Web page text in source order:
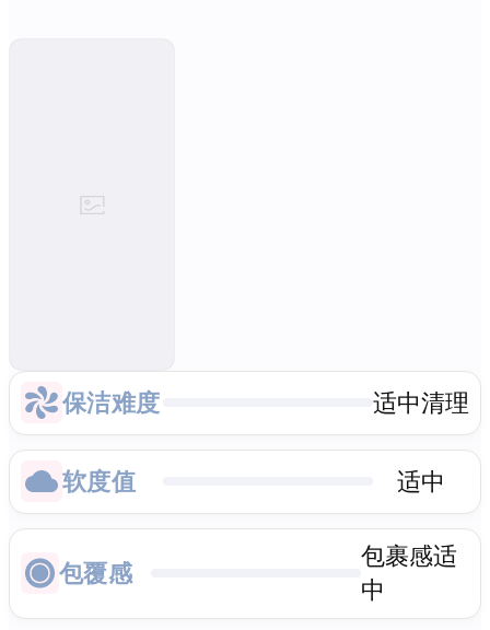
保洁难度 适中清理
软度值 适中
包覆感
包裹感适
中